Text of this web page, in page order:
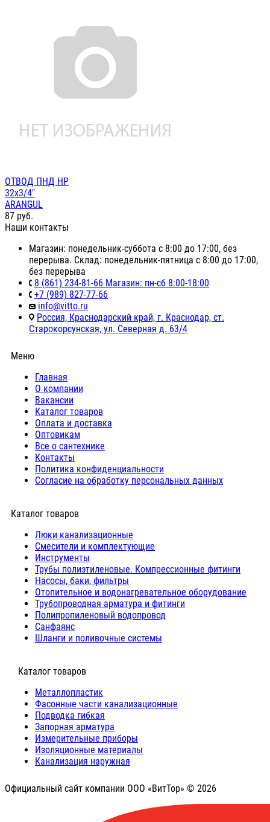
ОТВОД ПНД НР
32х3/4"
ARANGUL
87 руб.
Наши контакты
Магазин: понедельник-суббота с 8:00 до 17:00, без
перерыва. Склад: понедельник-пятница с 8:00 до 17:00,
без перерыва
8 (861) 234-81-66 Магазин: пн-сб 8:00-18:00
+7 (989) 827-77-66
info@vitto.ru
Россия, Краснодарский край, г. Краснодар, ст.
Старокорсунская, ул. Северная д. 63/4
Меню
Главная
О компании
Вакансии
Каталог товаров
Оплата и доставка
Оптовикам
Все о сантехнике
Контакты
Политика конфиденциальности
Согласие на обработку персональных данных
Каталог товаров
Люки канализационные
Cмесители и комплектующие
Инструменты
Трубы полиэтиленовые. Компрессионные фитинги
Насосы, баки, фильтры
Отопительное и водонагревательное оборудование
Трубопроводная арматура и фитинги
Полипропиленовый водопровод
Санфаянс
Шланги и поливочные системы
⠀Каталог товаров
Металлопластик
Фасонные части канализационные
Подводка гибкая
Запорная арматура
Измерительные приборы
Изоляционные материалы
Канализация наружная
Официальный сайт компании ООО «ВитТор» © 2026